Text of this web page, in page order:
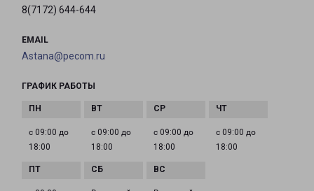
8(7172) 644-644
EMAIL
Astana@pecom.ru
ГРАФИК РАБОТЫ
с 09:00 до
18:00
с 09:00 до
18:00
с 09:00 до
18:00
с 09:00 до
18:00